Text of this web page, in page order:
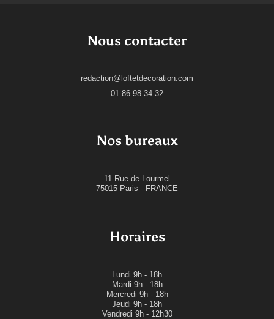
Nous contacter
redaction@loftetdecoration.com
01 86 98 34 32
Nos bureaux
11 Rue de Lourmel
75015 Paris - FRANCE
Horaires
Lundi 9h - 18h
Mardi 9h - 18h
Mercredi 9h - 18h
Jeudi 9h - 18h
Vendredi 9h - 12h30